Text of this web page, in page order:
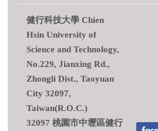
健行科技大學 Chien
Hsin University of
Science and Technology,
No.229, Jianxing Rd.,
Zhongli Dist., Taoyuan
City 32097,
Taiwan(R.O.C.)
32097 桃園市中壢區健行